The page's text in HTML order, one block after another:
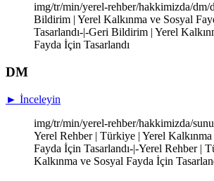
img/tr/min/yerel-rehber/hakkimizda/dm/
Bildirim | Yerel Kalkınma ve Sosyal
Tasarlandı-|-Geri Bildirim | Yerel
Fayda İçin Tasarlandı
DM
► İnceleyin
img/tr/min/yerel-rehber/hakkimizda/
Yerel Rehber | Türkiye | Yerel Kalkınma
Fayda İçin Tasarlandı-|-Yerel Rehber |
Kalkınma ve Sosyal Fayda İçin